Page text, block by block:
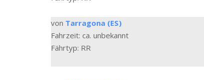
von Tarragona (ES)
Fahrzeit: ca. unbekannt
Fährtyp: RR